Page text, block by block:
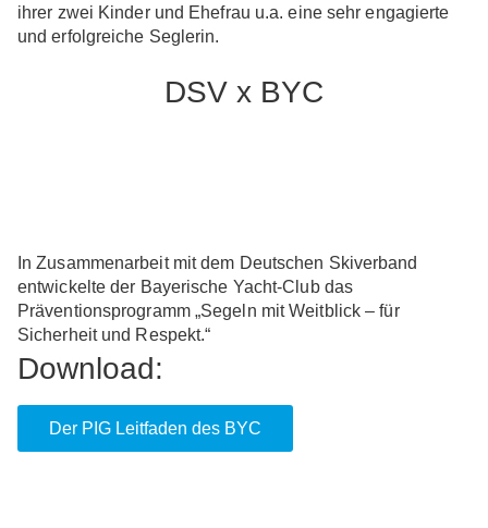
ihrer zwei Kinder und Ehefrau u.a. eine sehr engagierte
und erfolgreiche Seglerin.
DSV x BYC
In Zusammenarbeit mit dem Deutschen Skiverband
entwickelte der Bayerische Yacht-Club das
Präventionsprogramm „Segeln mit Weitblick – für
Sicherheit und Respekt.“
Download:
Der PIG Leitfaden des BYC